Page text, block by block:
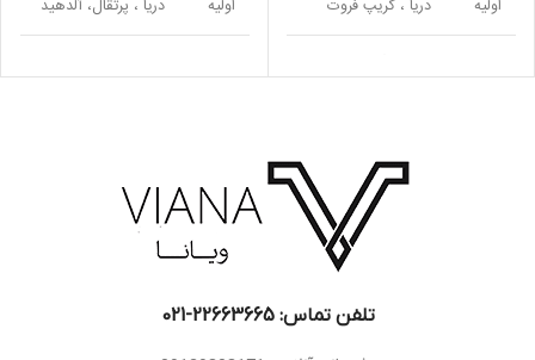
اولیه
دریا ، گریپ فروت
میانی
برگبو
خزه درخت بلوط ،
چوب گایاک
اولیه
دریا ، پرتقال، آلدهید
میانی
بهار نارنج، سدر ، فلفل
خس ، لامی
تلفن تماس: 22663665-021​